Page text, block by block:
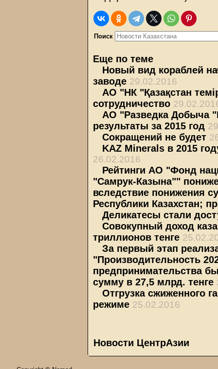
Поиск
Еще по теме
Новый вид кораблей
заводе 29.02.2016
АО "НК "Қазақстан
сотрудничество
АО "Разведка Добыча
результаты за 2015 год
Сокращений не будет
KAZ Minerals в 2015
26.02.2016
Рейтинги АО "Фонд
"Самрук-Казына""
вследствие понижения
Республики Казахстан;
Деликатесы стали
Совокупный доход
триллионов тенге
За первый этап
"Производительность
предпринимательства
сумму в 27,5 млрд. тенге
Отгрузка сжиженного
режиме 25.02.2016
Новости ЦентрАзии